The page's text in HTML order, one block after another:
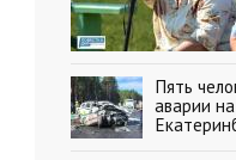
Пять
аварии